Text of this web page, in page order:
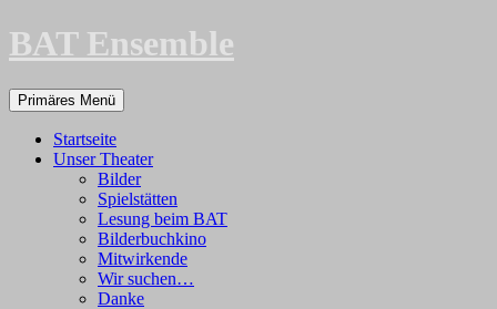
Zum
Inhalt
BAT Ensemble
Suchen
Primäres Menü
Startseite
Unser Theater
Bilder
Spielstätten
Lesung beim BAT
Bilderbuchkino
Mitwirkende
Wir suchen…
Danke